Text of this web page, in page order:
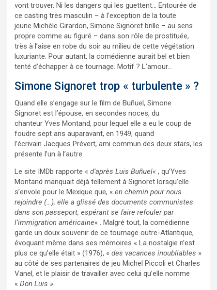
vont trouver. Ni les dangers qui les guettent… Entourée de
ce casting très masculin – à l’exception de la toute
jeune Michèle Girardon, Simone Signoret brille – au sens
propre comme au figuré – dans son rôle de prostituée,
très à l’aise en robe du soir au milieu de cette végétation
luxuriante. Pour autant, la comédienne aurait bel et bien
tenté d’échapper à ce tournage. Motif ? L’amour…
Simone Signoret trop « turbulente » ?
Quand elle s’engage sur le film de Buñuel, Simone
Signoret est l’épouse, en secondes noces, du
chanteur Yves Montand, pour lequel elle a eu le coup de
foudre sept ans auparavant, en 1949, quand
l’écrivain Jacques Prévert, ami commun des deux stars, les
présente l’un à l’autre.
Le site IMDb rapporte « d’après Luis Buñuel« , qu’Yves
Montand manquait déjà tellement à Signoret lorsqu’elle
s’envole pour le Mexique que, « en chemin pour nous
rejoindre (…), elle a glissé des documents communistes
dans son passeport, espérant se faire refouler par
l’immigration américaine« . Malgré tout, la comédienne
garde un doux souvenir de ce tournage outre-Atlantique,
évoquant même dans ses mémoires « La nostalgie n’est
plus ce qu’elle était » (1976), « des vacances inoubliables »
au côté de ses partenaires de jeu Michel Piccoli et Charles
Vanel, et le plaisir de travailler avec celui qu’elle nomme
« Don Luis ».